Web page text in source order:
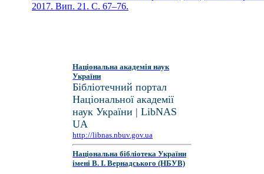
2017. Вип. 21. С. 67–76.
Національна академія наук
України
Бібліотечний портал
Національної академії
наук України | LibNAS
UA
http://libnas.nbuv.gov.ua
Національна бібліотека України
імені В. І. Вернадського (НБУВ)